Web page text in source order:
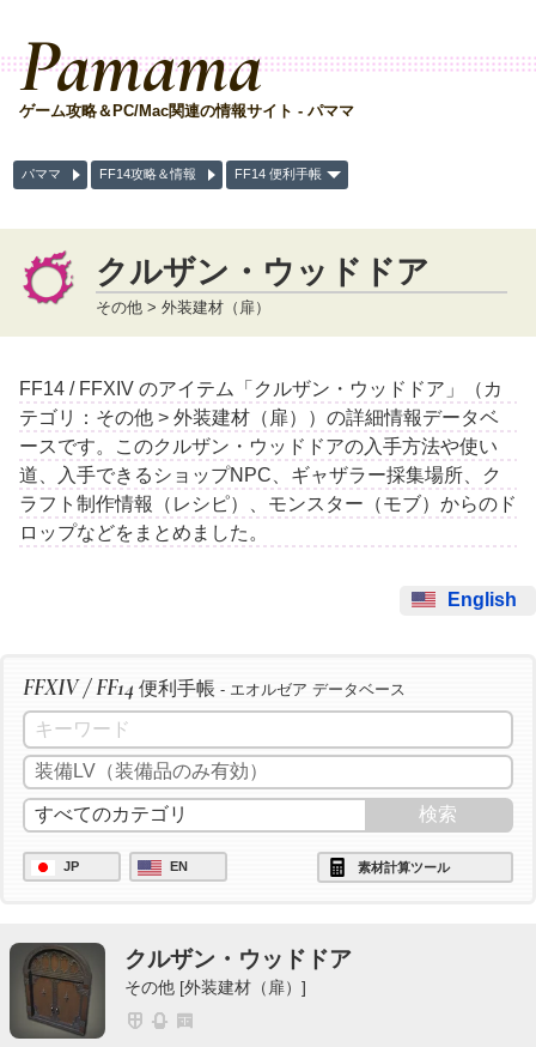
Pamama
ゲーム攻略＆PC/Mac関連の情報サイト - パママ
パママ FF14攻略＆情報 FF14 便利手帳
クルザン・ウッドドア
その他 > 外装建材（扉）
FF14 / FFXIV のアイテム「クルザン・ウッドドア」（カ
テゴリ：その他 > 外装建材（扉））の詳細情報データベ
ースです。このクルザン・ウッドドアの入手方法や使い
道、入手できるショップNPC、ギャザラー採集場所、ク
ラフト制作情報（レシピ）、モンスター（モブ）からのド
ロップなどをまとめました。
English
FFXIV / FF14 便利手帳 - エオルゼア データベース
JP EN 素材計算ツール
クルザン・ウッドドア
その他 [外装建材（扉）]